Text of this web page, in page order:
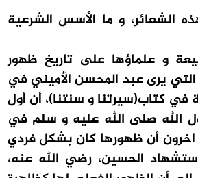
الشعائر، و ما الأسس الشرعية
و علماؤها على تاريخ ظهور
التي يرى عبد المحسن الأميني في
في كتاب(سيرتنا و سنتنا)، أن أول
الله صلى الله عليه و سلم في
اخرون أن ظهورها كان بشكل فردي
استشهاد الحسين، رضي الله عنه،